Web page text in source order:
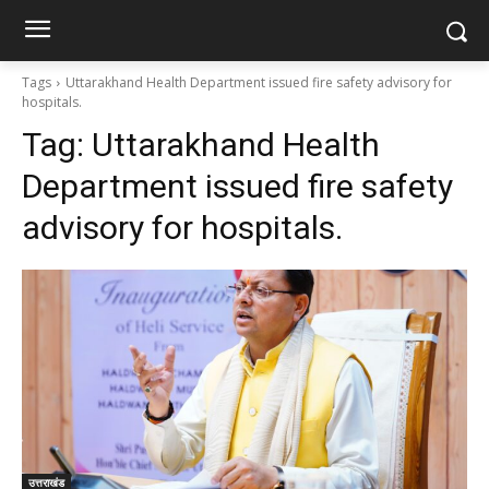
Tags
Uttarakhand Health Department issued fire safety advisory for
hospitals.
Tag: Uttarakhand Health
Department issued fire safety
advisory for hospitals.
उत्तराखंड